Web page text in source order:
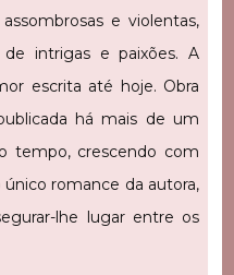
e violentas,
intrigas e paixões. A
escrita até hoje. Obra
há mais de um
tempo, crescendo com
romance da autora,
lhe lugar entre os